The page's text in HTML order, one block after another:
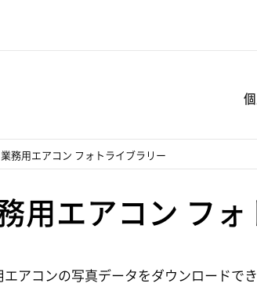
業務用エアコン フォトライブラリー
用エアコン フォ
エアコンの写真データをダウンロードで